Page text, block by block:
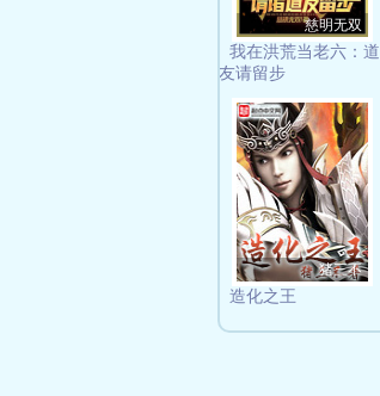
慈明无双
我在洪荒当老六：道
友请留步
猪三不
造化之王